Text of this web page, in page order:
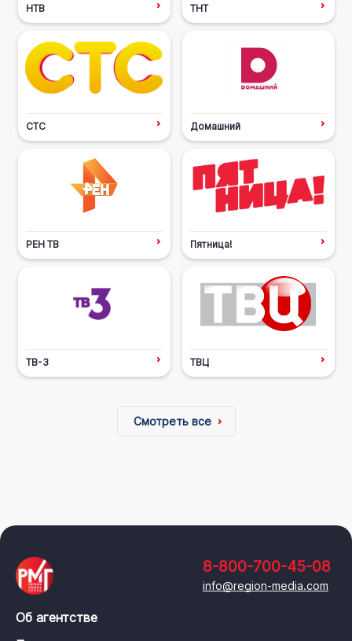
НТВ ТНТ
СТС Домашний
РЕН ТВ Пятница!
ТВ-3 ТВЦ
Смотреть все
8-800-700-45-08
info@region-media.com
Об агентстве